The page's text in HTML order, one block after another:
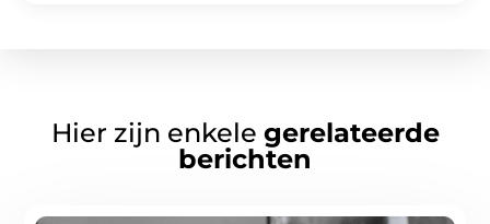
Hier zijn enkele gerelateerde
berichten